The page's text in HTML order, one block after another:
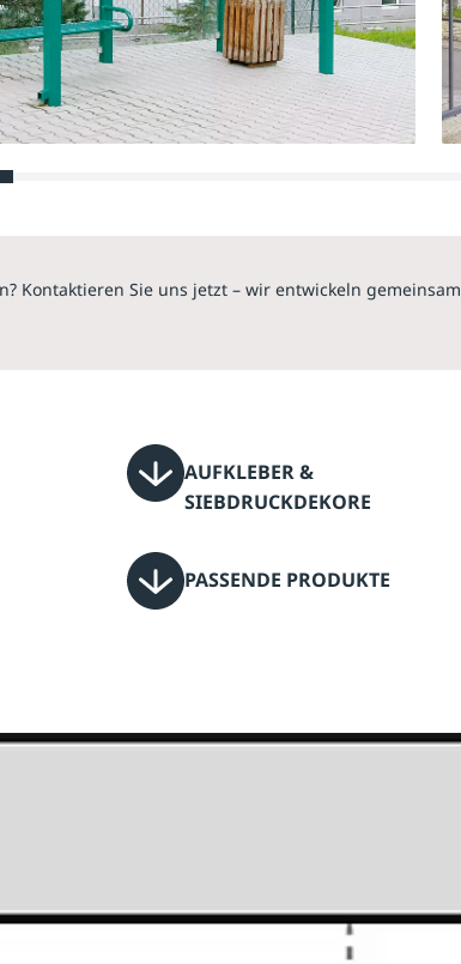
Kontaktieren Sie uns jetzt – wir entwickeln gemeinsam
AUFKLEBER &
SIEBDRUCKDEKORE
PASSENDE PRODUKTE